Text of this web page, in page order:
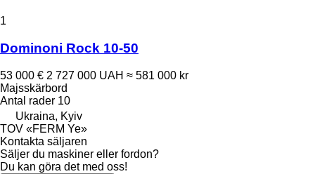
1
Dominoni Rock 10-50
53 000 € 2 727 000 UAH ≈ 581 000 kr
Majsskärbord
Antal rader 10
Ukraina, Kyiv
TOV «FERM Ye»
Kontakta säljaren
Säljer du maskiner eller fordon?
Du kan göra det med oss!